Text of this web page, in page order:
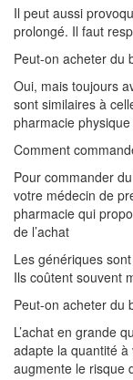
Il peut aussi
prolongé. Il faut
Peut-on acheter du
Oui, mais toujours
sont similaires à
pharmacie
Comment
Pour commander
votre médecin de
pharmacie qui
de l’achat
Les génériques
Ils coûtent souvent
Peut-on acheter du
L’achat en grande
adapte la quantité
augmente le risque